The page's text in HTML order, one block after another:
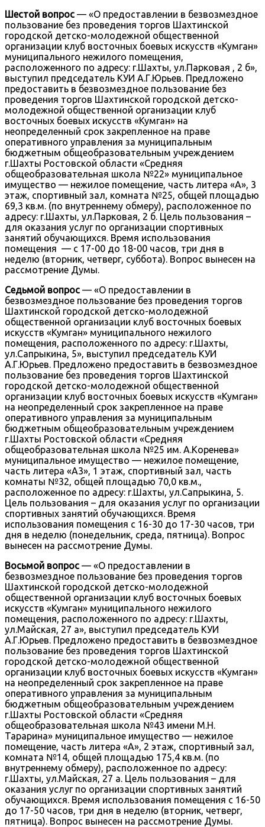
Шестой вопрос — «О предоставлении в безвозмездное
пользование без проведения торгов Шахтинской
городской детско-молодежной общественной
организации клуб восточных боевых искусств «Кумган»
муниципального нежилого помещения,
расположенного по адресу: г.Шахты, ул.Парковая , 2 б»,
выступил председатель КУИ А.Г.Юрьев. Предложено
предоставить в безвозмездное пользование без
проведения торгов Шахтинской городской детско-
молодежной общественной организации клуб
восточных боевых искусств «Кумган» на
неопределенный срок закрепленное на праве
оперативного управления за муниципальным
бюджетным общеобразовательным учреждением
г.Шахты Ростовской области «Средняя
общеобразовательная школа №22» муниципальное
имущество — нежилое помещение, часть литера «А», 3
этаж, спортивный зал, комната №25, общей площадью
69,3 кв.м. (по внутреннему обмеру), расположенное по
адресу: г.Шахты, ул.Парковая, 2 б. Цель пользования –
для оказания услуг по организации спортивных
занятий обучающихся. Время использования
помещения — с 17-00 до 18-00 часов, три дня в
неделю (вторник, четверг, суббота). Вопрос вынесен на
рассмотрение Думы.
Седьмой вопрос — «О предоставлении в
безвозмездное пользование без проведения торгов
Шахтинской городской детско-молодежной
общественной организации клуб восточных боевых
искусств «Кумган» муниципального нежилого
помещения, расположенного по адресу: г.Шахты,
ул.Сапрыкина, 5», выступил председатель КУИ
А.Г.Юрьев. Предложено предоставить в безвозмездное
пользование без проведения торгов Шахтинской
городской детско-молодежной общественной
организации клуб восточных боевых искусств «Кумган»
на неопределенный срок закрепленное на праве
оперативного управления за муниципальным
бюджетным общеобразовательным учреждением
г.Шахты Ростовской области «Средняя
общеобразовательная школа №25 им. А.Коренева»
муниципальное имущество — нежилое помещение,
часть литера «А3», 1 этаж, спортивный зал, часть
комнаты №32, общей площадью 70,0 кв.м.,
расположенное по адресу: г.Шахты, ул.Сапрыкина, 5.
Цель пользования – для оказания услуг по организации
спортивных занятий обучающихся. Время
использования помещения с 16-30 до 17-30 часов, три
дня в неделю (понедельник, среда, пятница). Вопрос
вынесен на рассмотрение Думы.
Восьмой вопрос — «О предоставлении в
безвозмездное пользование без проведения торгов
Шахтинской городской детско-молодежной
общественной организации клуб восточных боевых
искусств «Кумган» муниципального нежилого
помещения, расположенного по адресу: г.Шахты,
ул.Майская, 27 а», выступил председатель КУИ
А.Г.Юрьев. Предложено предоставить в безвозмездное
пользование без проведения торгов Шахтинской
городской детско-молодежной общественной
организации клуб восточных боевых искусств «Кумган»
на неопределенный срок закрепленное на праве
оперативного управления за муниципальным
бюджетным общеобразовательным учреждением
г.Шахты Ростовской области «Средняя
общеобразовательная школа №43 имени М.Н.
Тарарина» муниципальное имущество — нежилое
помещение, часть литера «А», 2 этаж, спортивный зал,
комната №14, общей площадью 175,4 кв.м. (по
внутреннему обмеру), расположенное по адресу:
г.Шахты, ул.Майская, 27 а. Цель пользования – для
оказания услуг по организации спортивных занятий
обучающихся. Время использования помещения с 16-50
до 17-50 часов, три дня в неделю (вторник, четверг,
пятница). Вопрос вынесен на рассмотрение Думы.